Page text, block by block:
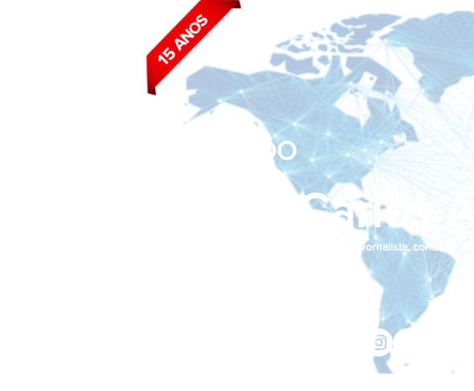
João Carlos
BLOG DO
Jornalista, consultor